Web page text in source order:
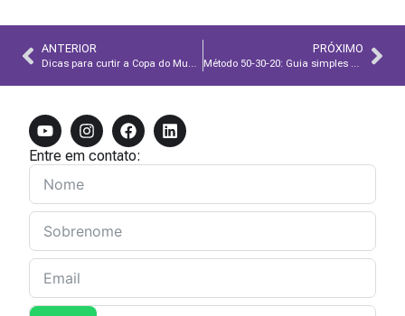
ANTERIOR
Dicas para curtir a Copa do Mundo sem dívidas
PRÓXIMO
Método 50-30-20: Guia simples para organizar suas finanças
Entre em contato: